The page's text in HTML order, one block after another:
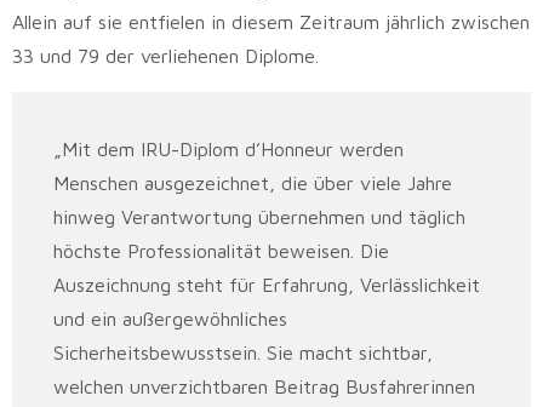
Allein auf sie entfielen in diesem Zeitraum jährlich zwischen
33 und 79 der verliehenen Diplome.
„Mit dem IRU-Diplom d’Honneur werden
Menschen ausgezeichnet, die über viele Jahre
hinweg Verantwortung übernehmen und täglich
höchste Professionalität beweisen. Die
Auszeichnung steht für Erfahrung, Verlässlichkeit
und ein außergewöhnliches
Sicherheitsbewusstsein. Sie macht sichtbar,
welchen unverzichtbaren Beitrag Busfahrerinnen